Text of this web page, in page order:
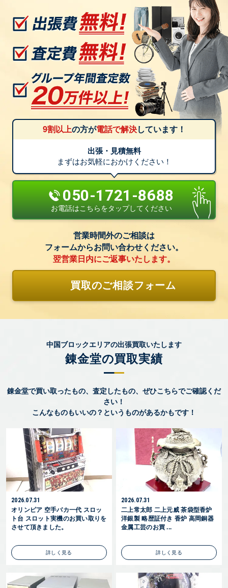
9割以上の方が電話で解決しています！
出張・見積無料
まずはお気軽におかけください！
050-1721-8688
お電話はこちらをタップしてください
営業時間外のご相談は
フォームからお問い合わせください。
翌営業日内にご返事いたします。
買取のご相談フォーム
中国ブロックエリアの出張買取いたします
錬金堂の買取実績
錬金堂で買い取ったもの、査定したもの、ぜひこちらでご確認くだ
さい！
こんなものもいいの？というものがあるかもです！
2026.07.31
オリンピア 空手バカ一代 スロッ
ト台 スロット実機のお買い取りを
させて頂きました。
詳しく見る
2026.07.31
二上常太郎 二上元威 茶袋型香炉
洋銀製 略歴証付き 香炉 高岡銅器
金属工芸のお買 ...
詳しく見る